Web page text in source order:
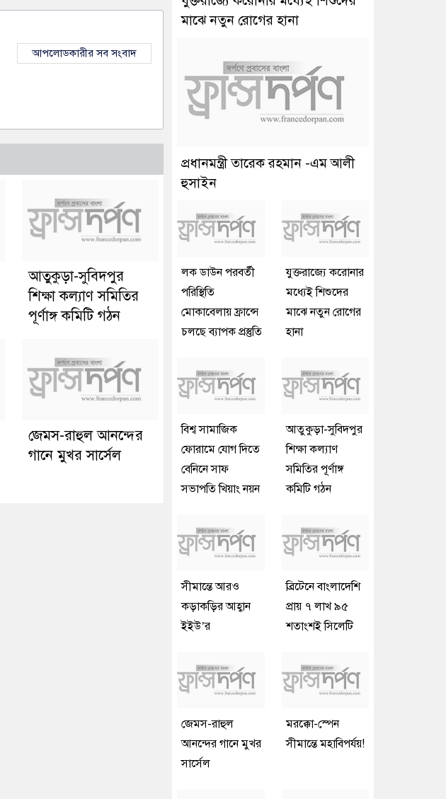
আপলোডকারীর সব সংবাদ
আতুকুড়া-সুবিদপুর
শিক্ষা কল্যাণ সমিতির
পূর্ণাঙ্গ কমিটি গঠন
জেমস-রাহুল আনন্দের
গানে মুখর সার্সেল
মাঝে নতুন রোগের হানা
প্রধানমন্ত্রী তারেক রহমান -এম আলী
হুসাইন
লক ডাউন পরবর্তী
পরিস্থিতি
মোকাবেলায় ফ্রান্সে
চলছে ব্যাপক প্রস্তুতি
যুক্তরাজ্যে করোনার
মধ্যেই শিশুদের
মাঝে নতুন রোগের
হানা
বিশ্ব সামাজিক
ফোরামে যোগ দিতে
বেনিনে সাফ
সভাপতি খিয়াং নয়ন
আতুকুড়া-সুবিদপুর
শিক্ষা কল্যাণ
সমিতির পূর্ণাঙ্গ
কমিটি গঠন
সীমান্তে আরও
কড়াকড়ির আহ্বান
ইইউ’র
ব্রিটেনে বাংলাদেশি
প্রায় ৭ লাখ ৯৫
শতাংশই সিলেটি
জেমস-রাহুল
আনন্দের গানে মুখর
সার্সেল
মরক্কো-স্পেন
সীমান্তে মহাবিপর্যয়!